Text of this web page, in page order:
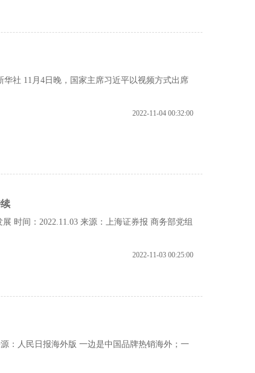
社 11月4日晚，国家主席习近平以视频方式出席
2022-11-04 00:32:00
时间：2022.11.03 来源：上海证券报 商务部党组
2022-11-03 00:25:00
：人民日报海外版 一边是中国品牌热销海外；一